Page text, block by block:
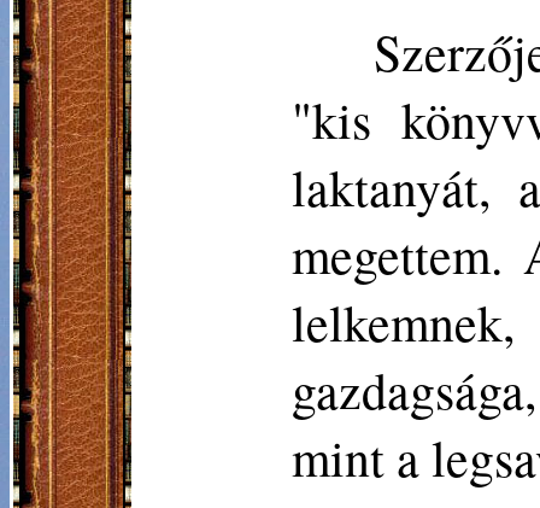
"kis
laktanyát,
mint a